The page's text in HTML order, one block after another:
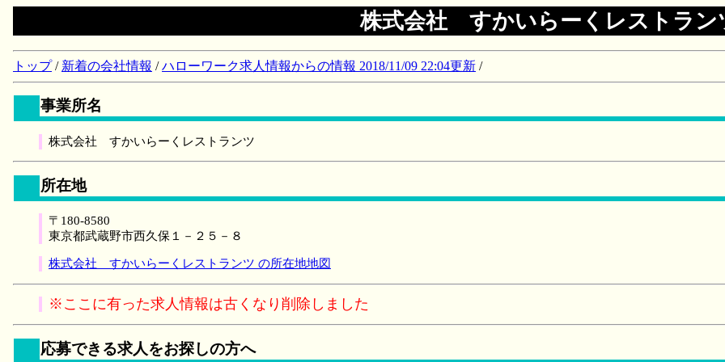
株式会社 すかいらーくレストラン
トップ/ 新着の会社情報 /ハローワーク求人情報からの情報 2018/11/09 22:04更新 /
事業所名
株式会社 すかいらーくレストランツ
所在地
〒180-8580
東京都武蔵野市西久保１－２５－８
株式会社 すかいらーくレストランツ の所在地地図
※ここに有った求人情報は古くなり削除しました
応募できる求人をお探しの方へ